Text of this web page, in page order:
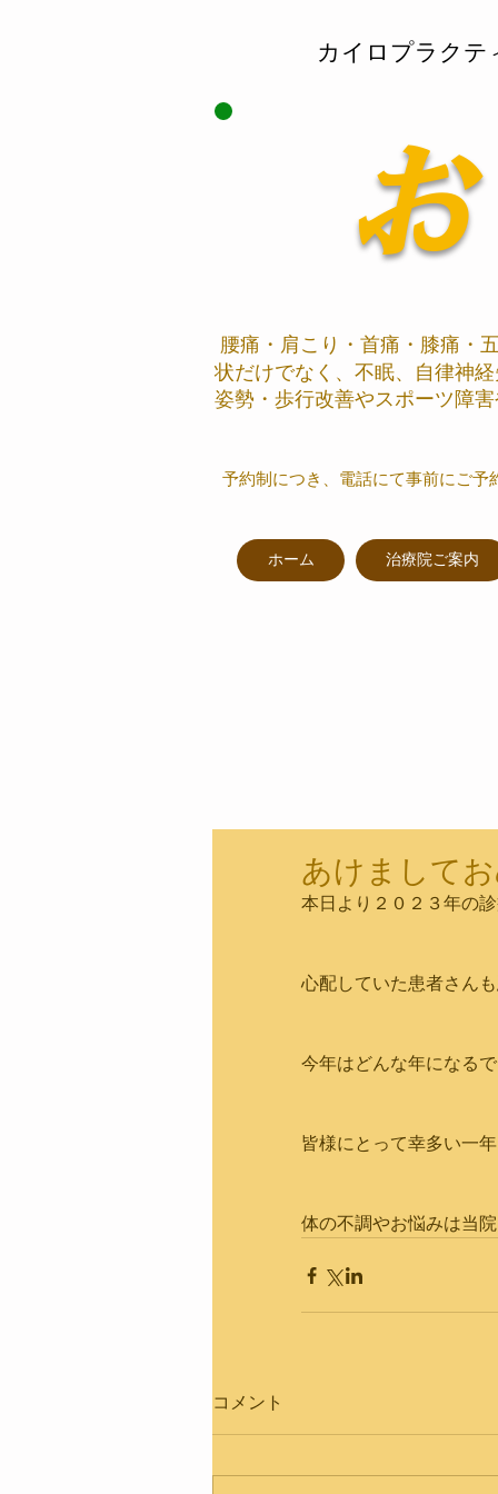
カイロプラク
腰痛・肩こり・首痛・膝痛・
状だけでなく、不眠、自律神
姿勢・歩行改善やスポーツ障
予約制につき、電話にて事前にご予
ホーム 治療院ご案内
あけまして
本日より２０２３年の
心配していた患者さん
今年はどんな年になる
皆様にとって幸多い一
体の不調やお悩みは当院
コメント